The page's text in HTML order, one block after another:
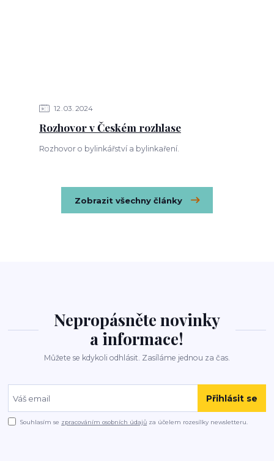
12 03 2024
Rozhovor v Českém rozhlase
Rozhovor o bylinkářství a bylinkaření.
Zobrazit všechny články
Nepropásněte novinky
a informace!
Můžete se kdykoli odhlásit. Zasíláme jednou za čas.
Přihlásit se
Souhlasím se zpracováním osobních údajů za účelem rozesílky newsletteru.